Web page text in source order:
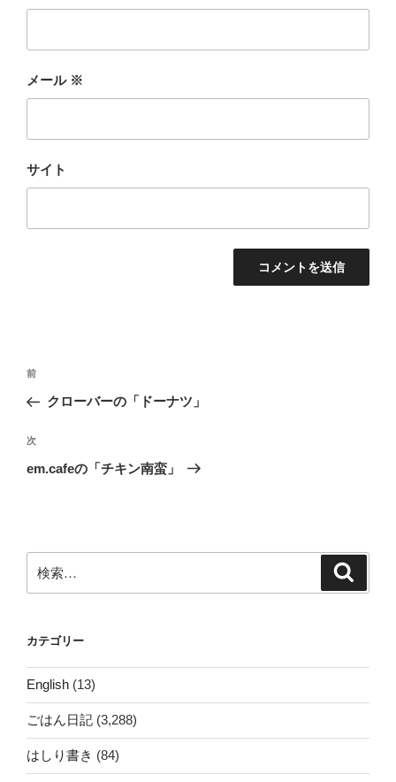
メール ※
サイト
投
ナ
ビ
ゲ
ン
前
の
稿
前
クローバーの「ドーナツ」
次
の
次
em.cafeの「チキン南蛮」
索:
カテゴリー
English (13)
ごはん日記 (3,288)
はしり書き (84)